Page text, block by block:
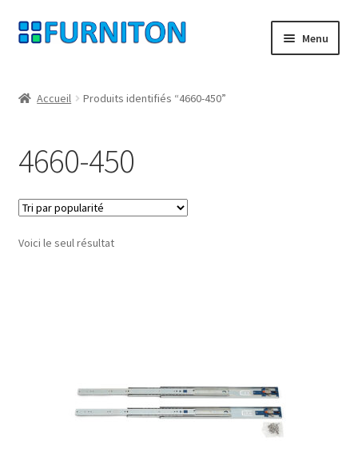
Aller
à
navigation
Aller
au
Menu
Protection des données
Droit de rétractation
Contact
Accueil Produits identifiés “4660-450”
4660-450
Voici le seul résultat